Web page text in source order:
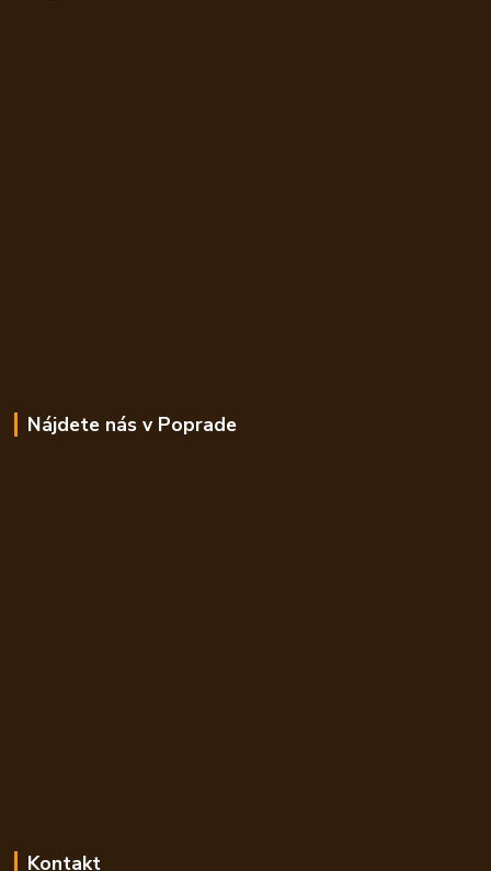
Nájdete nás v Poprade
Kontakt